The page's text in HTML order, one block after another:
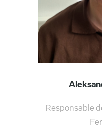
Responsable